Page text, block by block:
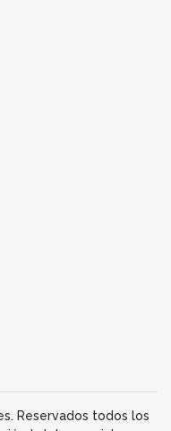
Reservados todos los